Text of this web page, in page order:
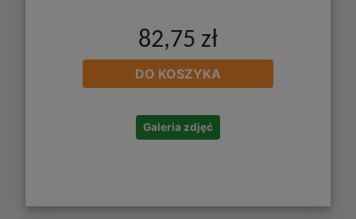
82,75 zł
DO KOSZYKA
Galeria zdjęć